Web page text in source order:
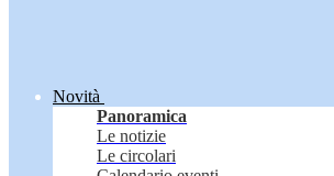
Novità
Panoramica
Le notizie
Le circolari